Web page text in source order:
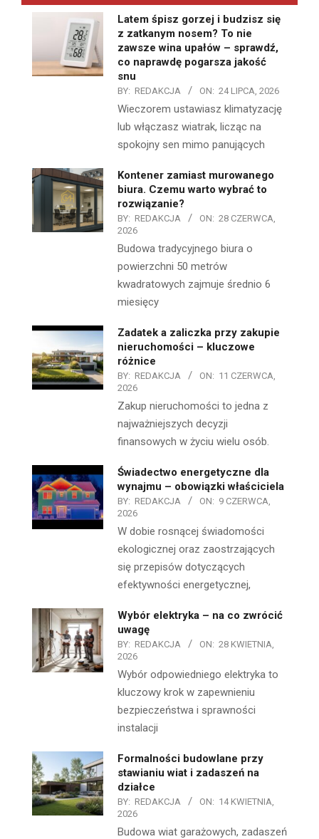
Latem śpisz gorzej i budzisz się
z zatkanym nosem? To nie
zawsze wina upałów – sprawdź,
co naprawdę pogarsza jakość
snu
BY: REDAKCJA ON: 24 LIPCA, 2026
Wieczorem ustawiasz klimatyzację
lub włączasz wiatrak, licząc na
spokojny sen mimo panujących
Kontener zamiast murowanego
biura. Czemu warto wybrać to
rozwiązanie?
BY: REDAKCJA ON: 28 CZERWCA,
2026
Budowa tradycyjnego biura o
powierzchni 50 metrów
kwadratowych zajmuje średnio 6
miesięcy
Zadatek a zaliczka przy zakupie
nieruchomości – kluczowe
różnice
BY: REDAKCJA ON: 11 CZERWCA,
2026
Zakup nieruchomości to jedna z
najważniejszych decyzji
finansowych w życiu wielu osób.
Świadectwo energetyczne dla
wynajmu – obowiązki właściciela
BY: REDAKCJA ON: 9 CZERWCA,
2026
W dobie rosnącej świadomości
ekologicznej oraz zaostrzających
się przepisów dotyczących
efektywności energetycznej,
Wybór elektryka – na co zwrócić
uwagę
BY: REDAKCJA ON: 28 KWIETNIA,
2026
Wybór odpowiedniego elektryka to
kluczowy krok w zapewnieniu
bezpieczeństwa i sprawności
instalacji
Formalności budowlane przy
stawianiu wiat i zadaszeń na
działce
BY: REDAKCJA ON: 14 KWIETNIA,
2026
Budowa wiat garażowych, zadaszeń